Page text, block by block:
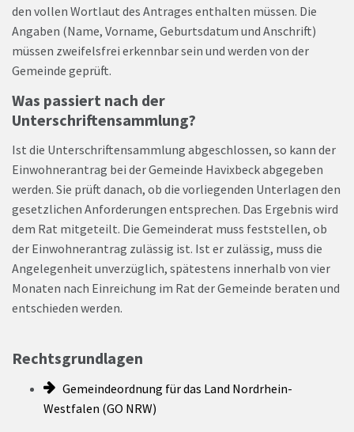
den vollen Wortlaut des Antrages enthalten müssen. Die
Angaben (Name, Vorname, Geburtsdatum und Anschrift)
müssen zweifelsfrei erkennbar sein und werden von der
Gemeinde geprüft.
Was passiert nach der
Unterschriftensammlung?
Ist die Unterschriftensammlung abgeschlossen, so kann der
Einwohnerantrag bei der Gemeinde Havixbeck abgegeben
werden. Sie prüft danach, ob die vorliegenden Unterlagen den
gesetzlichen Anforderungen entsprechen. Das Ergebnis wird
dem Rat mitgeteilt. Die Gemeinderat muss feststellen, ob
der Einwohnerantrag zulässig ist. Ist er zulässig, muss die
Angelegenheit unverzüglich, spätestens innerhalb von vier
Monaten nach Einreichung im Rat der Gemeinde beraten und
entschieden werden.
Rechtsgrundlagen
Gemeindeordnung für das Land Nordrhein-
Westfalen (GO NRW)